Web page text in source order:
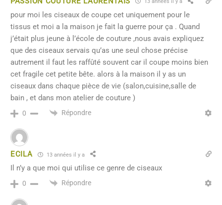
13 années il y a
pour moi les ciseaux de coupe cet uniquement pour le
tissus et moi a la maison je fait la guerre pour ça . Quand
j’était plus jeune à l’école de couture ,nous avais expliquez
que des ciseaux servais qu’as une seul chose précise
autrement il faut les raffûté souvent car il coupe moins bien
cet fragile cet petite bête. alors à la maison il y as un
ciseaux dans chaque pièce de vie (salon,cuisine,salle de
bain , et dans mon atelier de couture )
0 Répondre
ECILA 13 années il y a
Il n’y a que moi qui utilise ce genre de ciseaux
0 Répondre